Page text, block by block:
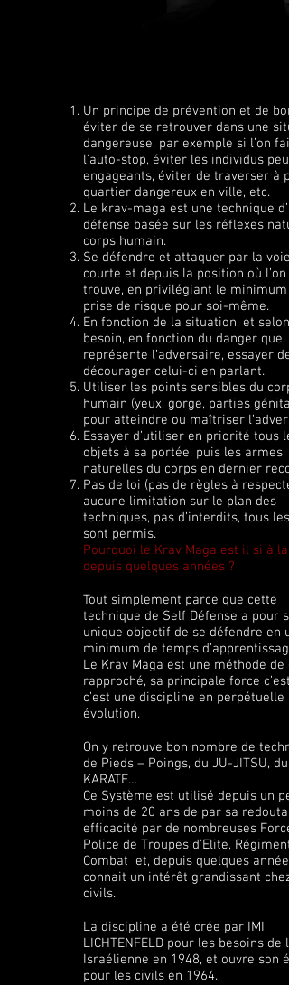
Un principe de prévention et de
éviter de se retrouver dans une
dangereuse, par exemple si l’on
l’auto-stop, éviter les individus peu
engageants, éviter de traverser à
quartier dangereux en ville, etc.
Le krav-maga est une technique
défense basée sur les réflexes
corps humain.
Se défendre et attaquer par la voie
courte et depuis la position où l’on
trouve, en privilégiant le minimum
prise de risque pour soi-même.
En fonction de la situation, et selon
besoin, en fonction du danger que
représente l’adversaire, essayer de
décourager celui-ci en parlant.
Utiliser les points sensibles du
humain (yeux, gorge, parties
pour atteindre ou maîtriser
Essayer d’utiliser en priorité tous
objets à sa portée, puis les armes
naturelles du corps en dernier
Pas de loi (pas de règles à
aucune limitation sur le plan des
techniques, pas d’interdits, tous les
sont permis.
Pourquoi le Krav Maga est il si à la
depuis quelques années ?
Tout simplement parce que cette
technique de Self Défense a pour
unique objectif de se défendre en
minimum de temps
Le Krav Maga est une méthode de
rapproché, sa principale force c’est
c’est une discipline en perpétuelle
évolution.
On y retrouve bon nombre de
de Pieds – Poings, du JU-JITSU, du
KARATE…
Ce Système est utilisé depuis un
moins de 20 ans de par sa
efficacité par de nombreuses
Police de Troupes d’Elite,
Combat et, depuis quelques
connait un intérêt grandissant chez
civils.
La discipline a été crée par IMI
LICHTENFELD pour les besoins de
Israélienne en 1948, et ouvre son
pour les civils en 1964.